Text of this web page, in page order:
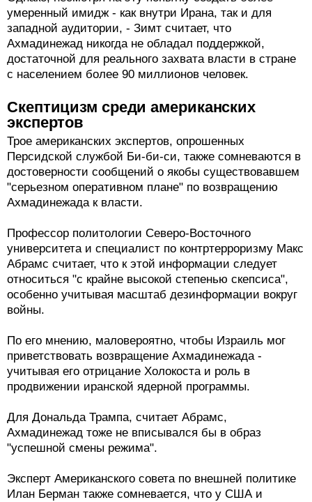
умеренный имидж - как внутри Ирана, так и для
западной аудитории, - Зимт считает, что
Ахмадинежад никогда не обладал поддержкой,
достаточной для реального захвата власти в стране
с населением более 90 миллионов человек.
Скептицизм среди американских
экспертов
Трое американских экспертов, опрошенных
Персидской службой Би-би-си, также сомневаются в
достоверности сообщений о якобы существовавшем
"серьезном оперативном плане" по возвращению
Ахмадинежада к власти.
Профессор политологии Северо-Восточного
университета и специалист по контртерроризму Макс
Абрамс считает, что к этой информации следует
относиться "с крайне высокой степенью скепсиса",
особенно учитывая масштаб дезинформации вокруг
войны.
По его мнению, маловероятно, чтобы Израиль мог
приветствовать возвращение Ахмадинежада -
учитывая его отрицание Холокоста и роль в
продвижении иранской ядерной программы.
Для Дональда Трампа, считает Абрамс,
Ахмадинежад тоже не вписывался бы в образ
"успешной смены режима".
Эксперт Американского совета по внешней политике
Илан Берман также сомневается, что у США и